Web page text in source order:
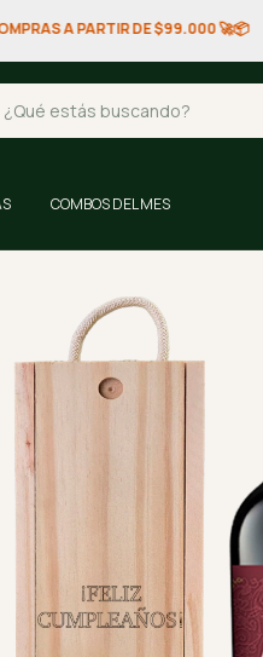
💳 PAGOS INTERNACIONALES:
COMBOS DEL MES